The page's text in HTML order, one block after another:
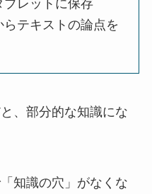
テキストの論点を
、部分的な知識にな
知識の穴」がなくな